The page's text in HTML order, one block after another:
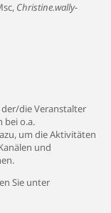
Christine.wally-
die Veranstalter
bei o.a.
um die Aktivitäten
und
Sie unter